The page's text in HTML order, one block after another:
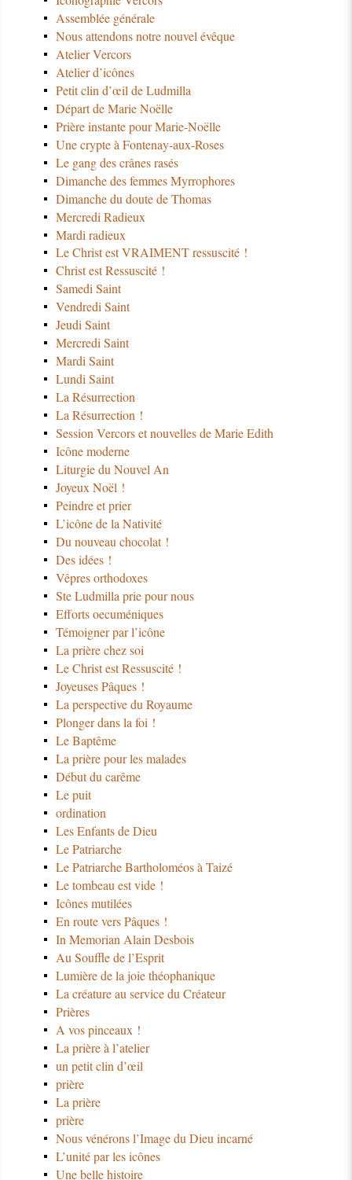
Assemblée générale
Nous attendons notre nouvel évêque
Atelier Vercors
Atelier d’icônes
Petit clin d’œil de Ludmilla
Départ de Marie Noëlle
Prière instante pour Marie-Noëlle
Une crypte à Fontenay-aux-Roses
Le gang des crânes rasés
Dimanche des femmes Myrrophores
Dimanche du doute de Thomas
Mercredi Radieux
Mardi radieux
Le Christ est VRAIMENT ressuscité !
Christ est Ressuscité !
Samedi Saint
Vendredi Saint
Jeudi Saint
Mercredi Saint
Mardi Saint
Lundi Saint
La Résurrection
La Résurrection !
Session Vercors et nouvelles de Marie Edith
Icône moderne
Liturgie du Nouvel An
Joyeux Noël !
Peindre et prier
L’icône de la Nativité
Du nouveau chocolat !
Des idées !
Vêpres orthodoxes
Ste Ludmilla prie pour nous
Efforts oecuméniques
Témoigner par l’icône
La prière chez soi
Le Christ est Ressuscité !
Joyeuses Pâques !
La perspective du Royaume
Plonger dans la foi !
Le Baptême
La prière pour les malades
Début du carême
Le puit
ordination
Les Enfants de Dieu
Le Patriarche
Le Patriarche Bartholoméos à Taizé
Le tombeau est vide !
Icônes mutilées
En route vers Pâques !
In Memorian Alain Desbois
Au Souffle de l’Esprit
Lumière de la joie théophanique
La créature au service du Créateur
Prières
A vos pinceaux !
La prière à l’atelier
un petit clin d’œil
prière
La prière
prière
Nous vénérons l’Image du Dieu incarné
L’unité par les icônes
Une belle histoire